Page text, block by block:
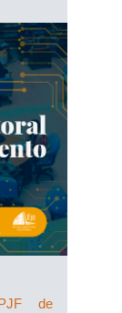
de